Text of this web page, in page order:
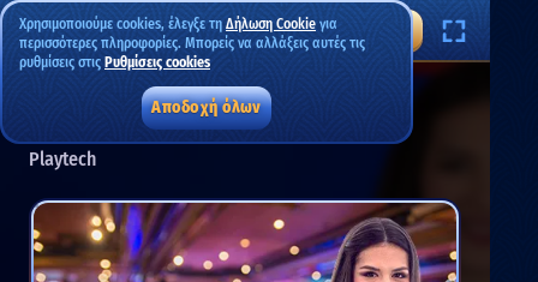
Mega Fire Blaze Ruleta España
Playtech
Χρησιμοποιούμε cookies, έλεγξε τη Δήλωση Cookieγια
περισσότερες πληροφορίες. Μπορείς να αλλάξεις αυτές τις
ρυθμίσεις στις Ρυθμίσεις cookies
Αποδοχή όλων